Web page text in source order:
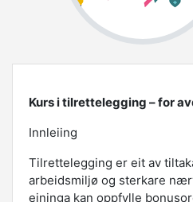
Kurs i tilrettelegging – for
Innleiing
Tilrettelegging er eit av
arbeidsmiljø og sterkare
eininga kan oppfylle